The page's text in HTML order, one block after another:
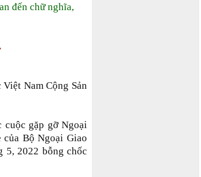
đến chữ nghĩa,
Nam Cộng Sản
cuộc gặp gỡ Ngoại
Bộ Ngoại Giao
5, 2022 bỗng chốc